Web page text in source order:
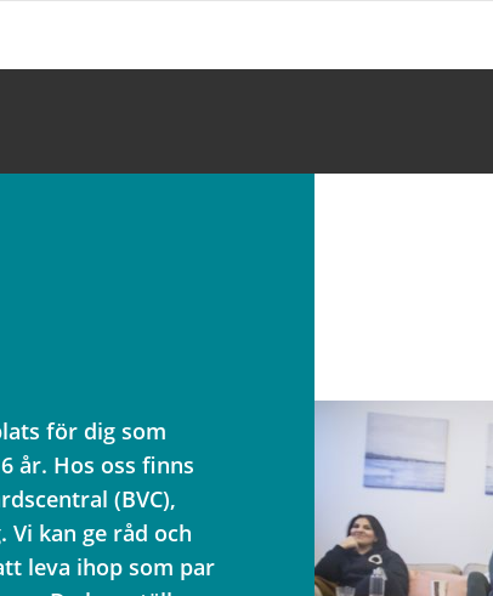
för dig som
år. Hos oss finns
(BVC),
kan ge råd och
leva ihop som par